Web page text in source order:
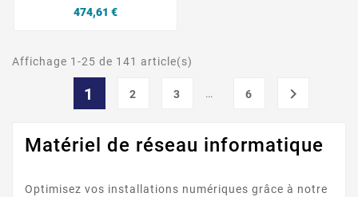
474,61 €
Affichage 1-25 de 141 article(s)
1 2 3 … 6 
Matériel de réseau informatique
Optimisez vos installations numériques grâce à notre